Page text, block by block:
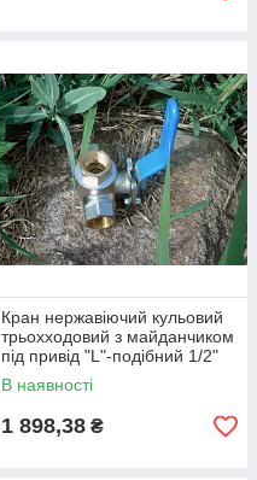
Кран нержавіючий кульовий
трьохходовий з майданчиком
під привід "L"-подібний 1/2"
Genebre
В наявності
1 898,38 ₴